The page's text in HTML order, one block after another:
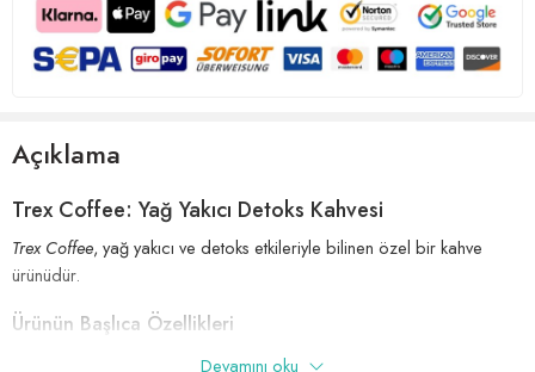
Açıklama
Trex Coffee: Yağ Yakıcı Detoks Kahvesi
Trex Coffee, yağ yakıcı ve detoks etkileriyle bilinen özel bir kahve
ürünüdür.
Ürünün Başlıca Özellikleri
Metabolizmayı hızlandırarak yağ yakımını destekler.
Devamını oku